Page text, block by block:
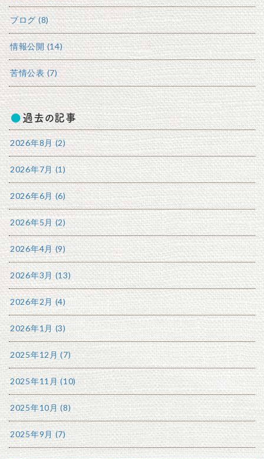
ブログ (8)
情報公開 (14)
苦情公表 (7)
過去の記事
2026年8月 (2)
2026年7月 (1)
2026年6月 (6)
2026年5月 (2)
2026年4月 (9)
2026年3月 (13)
2026年2月 (4)
2026年1月 (3)
2025年12月 (7)
2025年11月 (10)
2025年10月 (8)
2025年9月 (7)